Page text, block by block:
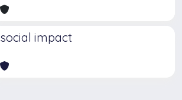
social impact